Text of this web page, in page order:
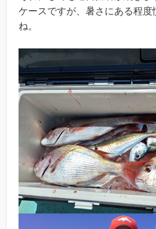
ケースですが、暑さにある程度
ね。